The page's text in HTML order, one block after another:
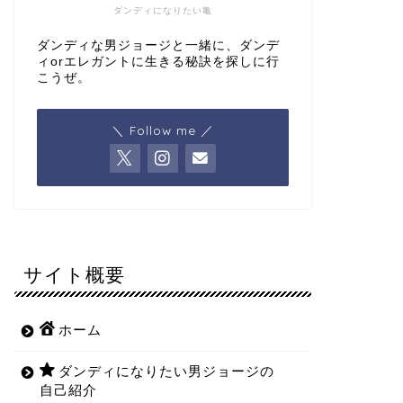
ダンディになりたい亀
ダンディな男ジョージと一緒に、ダンデ
ィorエレガントに生きる秘訣を探しに行
こうぜ。
＼ Follow me ／
サイト概要
ホーム
ダンディになりたい男ジョージの
自己紹介